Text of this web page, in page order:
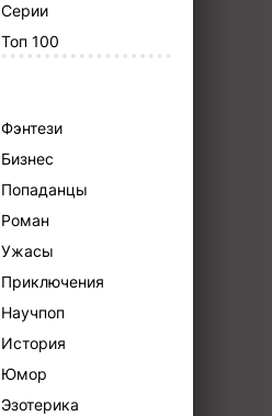
Серии
Топ 100
Фэнтези
Бизнес
Попаданцы
Роман
Ужасы
Приключения
Научпоп
История
Юмор
Эзотерика